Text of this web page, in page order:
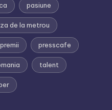
pasiune
de la metrou
premii presscafe
talent